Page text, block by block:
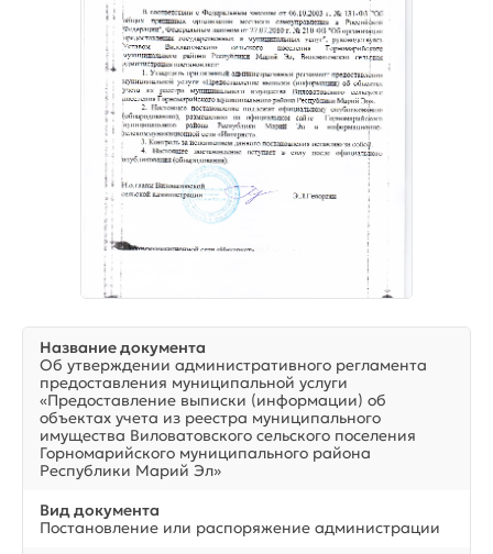
Название документа
Об утверждении административного регламента
предоставления муниципальной услуги
«Предоставление выписки (информации) об
объектах учета из реестра муниципального
имущества Виловатовского сельского поселения
Горномарийского муниципального района
Республики Марий Эл»
Вид документа
Постановление или распоряжение администрации